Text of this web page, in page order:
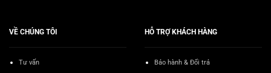
VỀ CHÚNG TÔI
Tư vấn
HỖ TRỢ KHÁCH HÀNG
Bảo hành & Đổi trả